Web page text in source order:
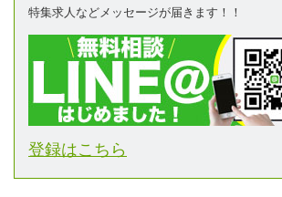
特集求人などメッセージが届きます！！
登録はこちら